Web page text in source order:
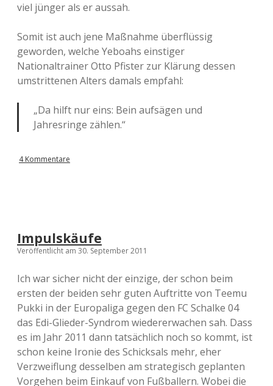
viel jünger als er aussah.
Somit ist auch jene Maßnahme überflüssig
geworden, welche Yeboahs einstiger
Nationaltrainer Otto Pfister zur Klärung dessen
umstrittenen Alters damals empfahl:
„Da hilft nur eins: Bein aufsägen und
Jahresringe zählen.“
4 Kommentare
Impulskäufe
Veröffentlicht am 30. September 2011
Ich war sicher nicht der einzige, der schon beim
ersten der beiden sehr guten Auftritte von Teemu
Pukki in der Europaliga gegen den FC Schalke 04
das Edi-Glieder-Syndrom wiedererwachen sah. Dass
es im Jahr 2011 dann tatsächlich noch so kommt, ist
schon keine Ironie des Schicksals mehr, eher
Verzweiflung desselben am strategisch geplanten
Vorgehen beim Einkauf von Fußballern. Wobei die